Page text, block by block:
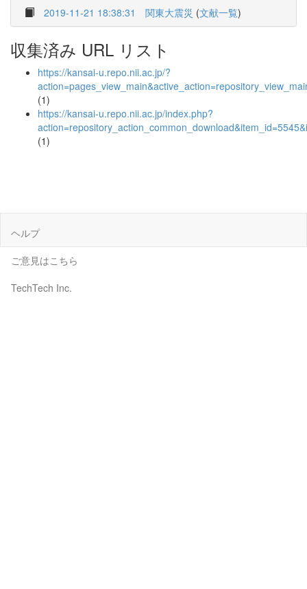
2019-11-21 18:38:31 関東大震災 (文献一覧)
収集済み URL リスト
https://kansai-u.repo.nii.ac.jp/?
(1)
https://kansai-u.repo.nii.ac.jp/index.php?
(1)
ヘルプ
ご意見はこちら
TechTech Inc.